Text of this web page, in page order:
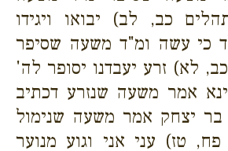
כב, לב) יבואו ויגידו
כי עשה ומ"ד משעה שסיפר
לא) זרע יעבדנו יסופר לה'
אמר משעה שנזרע דכתיב
בר יצחק אמר משעה שנימול
טז) עני אני וגוע מנוער